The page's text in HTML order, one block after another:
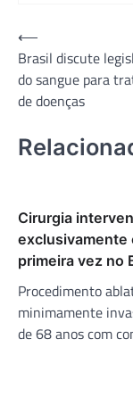
Navegação
de
Post
⟵
Brasil discute
do sangue para
de doenças
Cirurgia
exclusivamente
primeira vez no
Procedimento
minimamente
de 68 anos com